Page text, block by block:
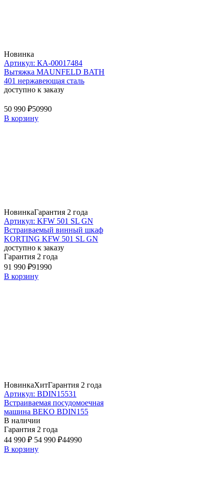
Новинка
Артикул: КА-00017484
Вытяжка MAUNFELD BATH
401 нержавеющая сталь
доступно к заказу
50 990 ₽50990
В корзину
НовинкаГарантия 2 года
Артикул: KFW 501 SL GN
Встраиваемый винный шкаф
KORTING KFW 501 SL GN
доступно к заказу
Гарантия 2 года
91 990 ₽91990
В корзину
НовинкаХитГарантия 2 года
Артикул: BDIN15531
Встраиваемая посудомоечная
машина BEKO BDIN155
В наличии
Гарантия 2 года
44 990 ₽ 54 990 ₽44990
В корзину